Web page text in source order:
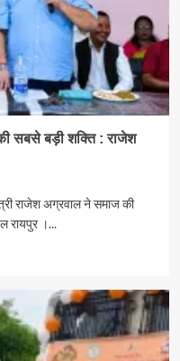
सबसे बड़ी शक्ति : राजेश
राजेश अग्रवाल ने समाज की
रायपुर ।...